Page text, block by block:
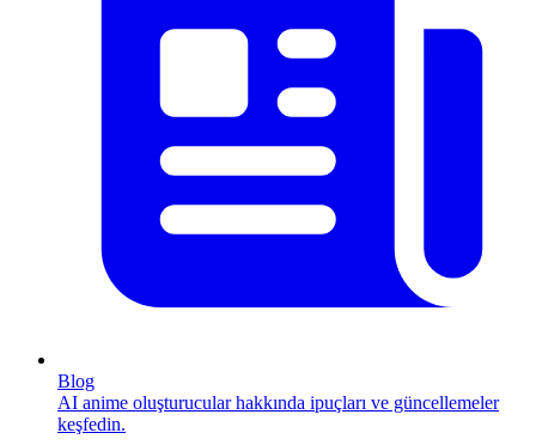
Blog
AI anime oluşturucular hakkında ipuçları ve güncellemeler
keşfedin.